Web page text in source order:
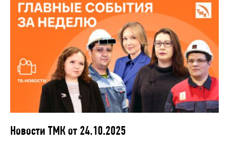
Новости ТМК от 24.10.2025